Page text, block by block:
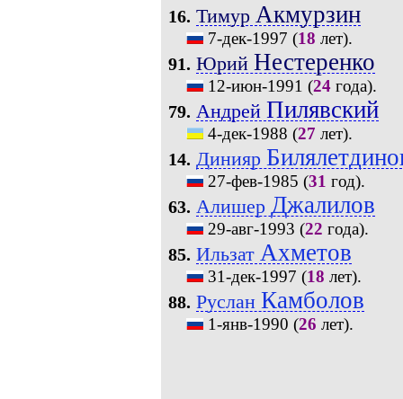
16. Тимур Акмурзин
7-дек-1997 (18 лет).
91. Юрий Нестеренко
12-июн-1991 (24года).
79. Андрей Пилявский
4-дек-1988 (27 лет).
14. Динияр
27-фев-1985 (31 год).
63. Алишер Джалилов
29-авг-1993 (22 года).
85. Ильзат Ахметов
31-дек-1997 (18 лет).
88. Руслан Камболов
1-янв-1990 (26 лет).